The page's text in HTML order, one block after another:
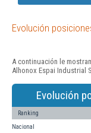
Evolución
A continuación le
Alhonox Espai Industrial
Evolución
Ranking
Nacional